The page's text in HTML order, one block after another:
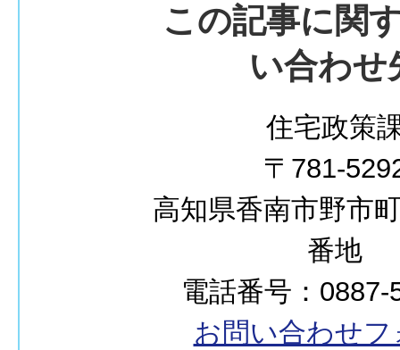
この記事に関
い合わせ
住宅政策
〒781-
高知県香南市野市
番地
電話番号：0887-
お問い合わせフ